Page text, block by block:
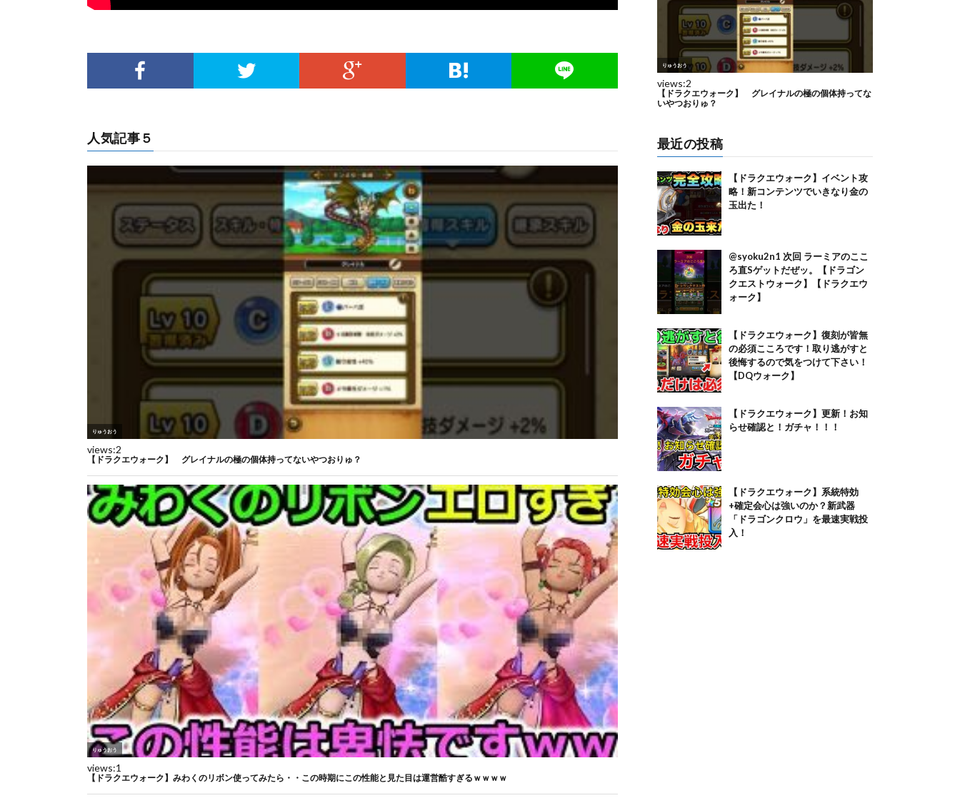
人気記事５ 最近の投稿
【ドラクエウォーク】イベント攻
略！新コンテンツでいきなり金の
玉出た！
@syoku2n1 次回 ラーミアのここ
ろ直Sゲットだぜッ。【ドラゴン
クエストウォーク】【ドラクエウ
ォーク】
【ドラクエウォーク】復刻が皆無
の必須こころです！取り逃がすと
後悔するので気をつけて下さい！
【DQウォーク】
【ドラクエウォーク】更新！お知
らせ確認と！ガチャ！！！
【ドラクエウォーク】系統特効
+確定会心は強いのか？新武器
「ドラゴンクロウ」を最速実戦投
入！